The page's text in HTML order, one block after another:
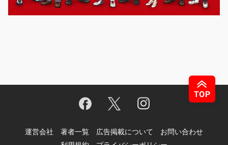
運営会社 著者一覧 広告掲載について
お問い合わせ